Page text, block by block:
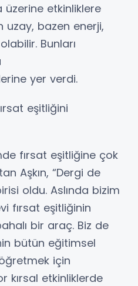
etkinliklere
uzay, bazen enerji,
Bunları
yer verdi.
eşitliğini
fırsat eşitliğine çok
Aşkın, “Dergi de
oldu. Aslında bizim
fırsat eşitliğinin
bir araç. Biz de
bütün eğitimsel
için
kırsal etkinliklerde